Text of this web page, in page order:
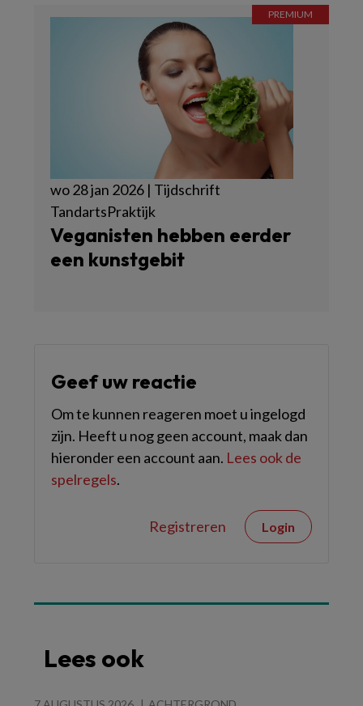
wo 28 jan 2026 | Tijdschrift
TandartsPraktijk
Veganisten hebben eerder
een kunstgebit
Geef uw reactie
Om te kunnen reageren moet u ingelogd
zijn. Heeft u nog geen account, maak dan
hieronder een account aan. Lees ook de
spelregels.
Registreren Login
Lees ook